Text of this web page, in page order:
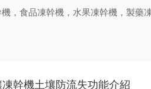
，食品凍幹機，水果凍幹機，製
幹機土壤防流失功能介紹